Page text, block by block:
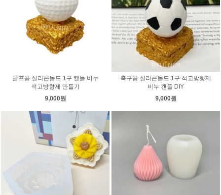
골프공 실리콘몰드 1구 캔들 비누
석고방향제 만들기
9,000원
축구공 실리콘몰드 1구 석고방향제
비누 캔들 DIY
9,000원